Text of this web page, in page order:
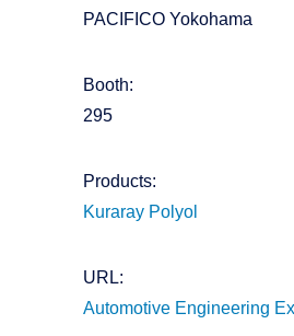
PACIFICO Yokohama
Booth:
295
Products:
Kuraray Polyol
URL:
Automotive Engineering